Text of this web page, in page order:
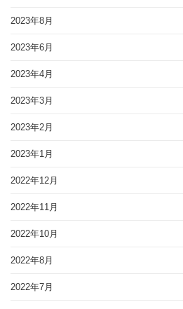
2023年8月
2023年6月
2023年4月
2023年3月
2023年2月
2023年1月
2022年12月
2022年11月
2022年10月
2022年8月
2022年7月